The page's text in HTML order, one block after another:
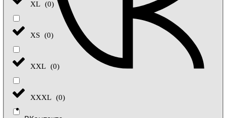
XL (0)
XS (0)
XXL (0)
XXXL (0)